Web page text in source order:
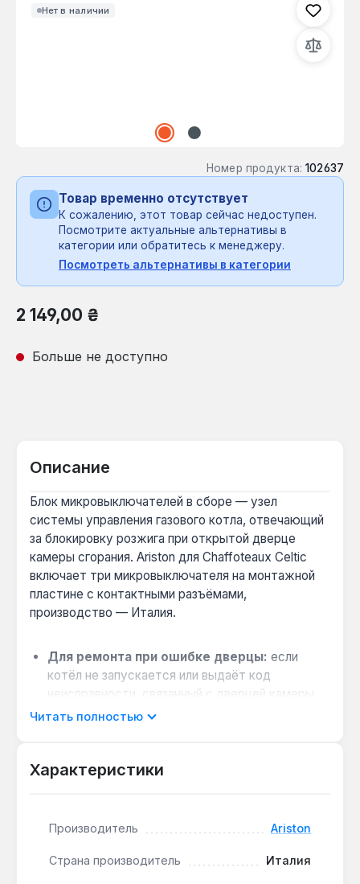
Нет в наличии
Номер продукта: 102637
Товар временно отсутствует
К сожалению, этот товар сейчас недоступен.
Посмотрите актуальные альтернативы в
категории или обратитесь к менеджеру.
Посмотреть альтернативы в категории
Обычная цена:
2 149,00 ₴
Больше не доступно
Описание
Блок микровыключателей в сборе — узел
системы управления газового котла, отвечающий
за блокировку розжига при открытой дверце
камеры сгорания. Ariston для Chaffoteaux Celtic
включает три микровыключателя на монтажной
пластине с контактными разъёмами,
производство — Италия.
Для ремонта при ошибке дверцы: если
котёл не запускается или выдаёт код
неисправности, связанный с дверцей камеры
сгорания, замена блока восстанавливает
блок предназначен для газовых котлов серии
Простота замены: блок поставляется в
контактными разъёмами на пластине, что
Читать полностью
Характеристики
Производитель Ariston
Страна производитель Италия